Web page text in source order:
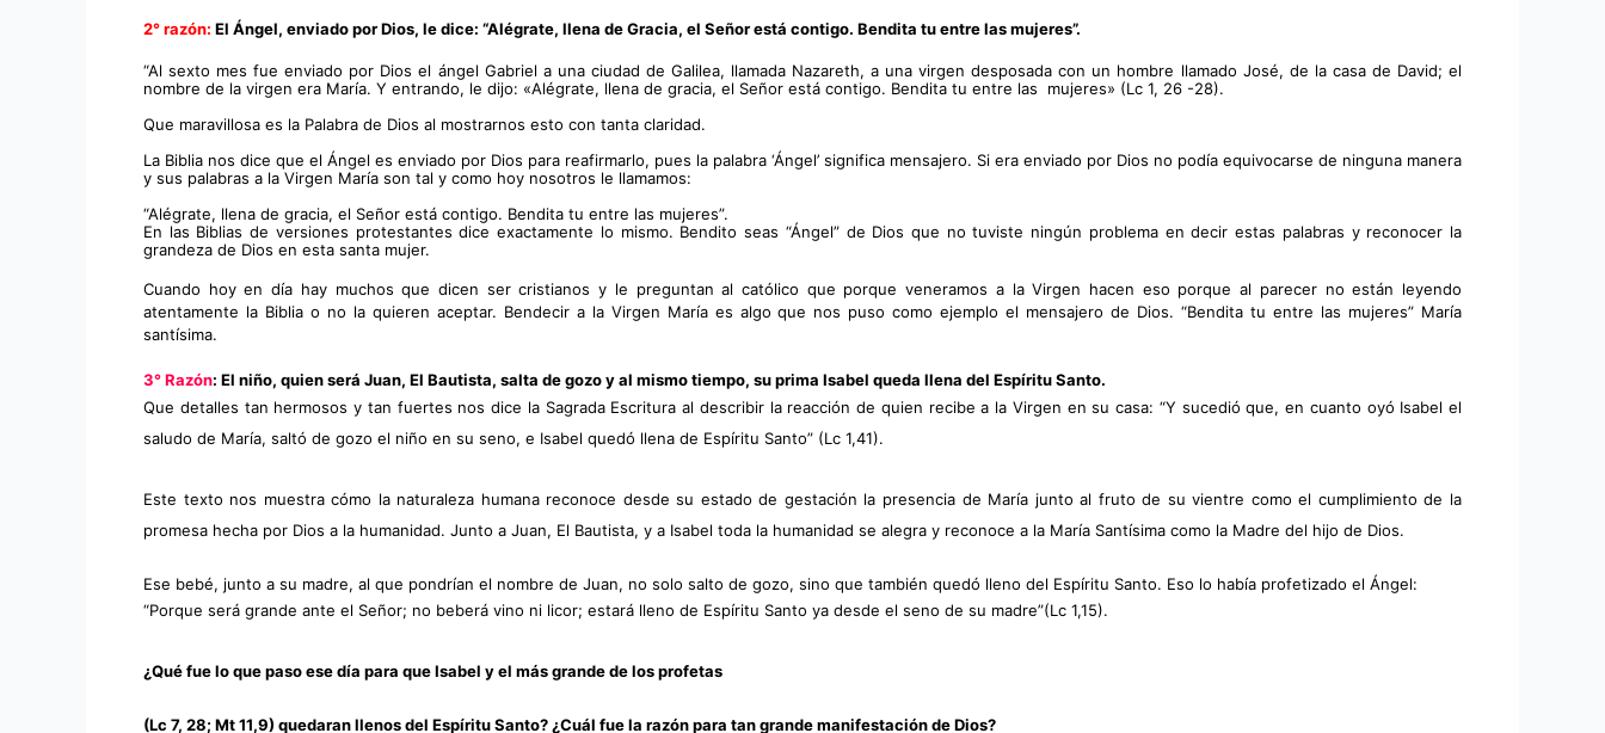
2° razón: El Ángel, enviado por Dios, le dice: “Alégrate, llena de Gracia, el Señor está contigo. Bendita tu entre las mujeres”.
“Al sexto mes fue enviado por Dios el ángel Gabriel a una ciudad de Galilea, llamada Nazareth, a una virgen desposada con un hombre llamado José, de la casa de David; el
nombre de la virgen era María. Y entrando, le dijo: «Alégrate, llena de gracia, el Señor está contigo. Bendita tu entre las  mujeres» (Lc 1, 26 -28).
Que maravillosa es la Palabra de Dios al mostrarnos esto con tanta claridad.
La Biblia nos dice que el Ángel es enviado por Dios para reafirmarlo, pues la palabra ‘Ángel’ significa mensajero. Si era enviado por Dios no podía equivocarse de ninguna manera
y sus palabras a la Virgen María son tal y como hoy nosotros le llamamos:
“Alégrate, llena de gracia, el Señor está contigo. Bendita tu entre las mujeres”.
En las Biblias de versiones protestantes dice exactamente lo mismo. Bendito seas “Ángel” de Dios que no tuviste ningún problema en decir estas palabras y reconocer la
grandeza de Dios en esta santa mujer.
Cuando hoy en día hay muchos que dicen ser cristianos y le preguntan al católico que porque veneramos a la Virgen hacen eso porque al parecer no están leyendo
atentamente la Biblia o no la quieren aceptar. Bendecir a la Virgen María es algo que nos puso como ejemplo el mensajero de Dios. “Bendita tu entre las mujeres” María
santísima.
3° Razón: El niño, quien será Juan, El Bautista, salta de gozo y al mismo tiempo, su prima Isabel queda llena del Espíritu Santo.
Que detalles tan hermosos y tan fuertes nos dice la Sagrada Escritura al describir la reacción de quien recibe a la Virgen en su casa: “Y sucedió que, en cuanto oyó Isabel el
saludo de María, saltó de gozo el niño en su seno, e Isabel quedó llena de Espíritu Santo” (Lc 1,41).
Este texto nos muestra cómo la naturaleza humana reconoce desde su estado de gestación la presencia de María junto al fruto de su vientre como el cumplimiento de la
promesa hecha por Dios a la humanidad. Junto a Juan, El Bautista, y a Isabel toda la humanidad se alegra y reconoce a la María Santísima como la Madre del hijo de Dios.
Ese bebé, junto a su madre, al que pondrían el nombre de Juan, no solo salto de gozo, sino que también quedó lleno del Espíritu Santo. Eso lo había profetizado el Ángel:
“Porque será grande ante el Señor; no beberá vino ni licor; estará lleno de Espíritu Santo ya desde el seno de su madre”(Lc 1,15).
¿Qué fue lo que paso ese día para que Isabel y el más grande de los profetas
(Lc 7, 28; Mt 11,9) quedaran llenos del Espíritu Santo? ¿Cuál fue la razón para tan grande manifestación de Dios?